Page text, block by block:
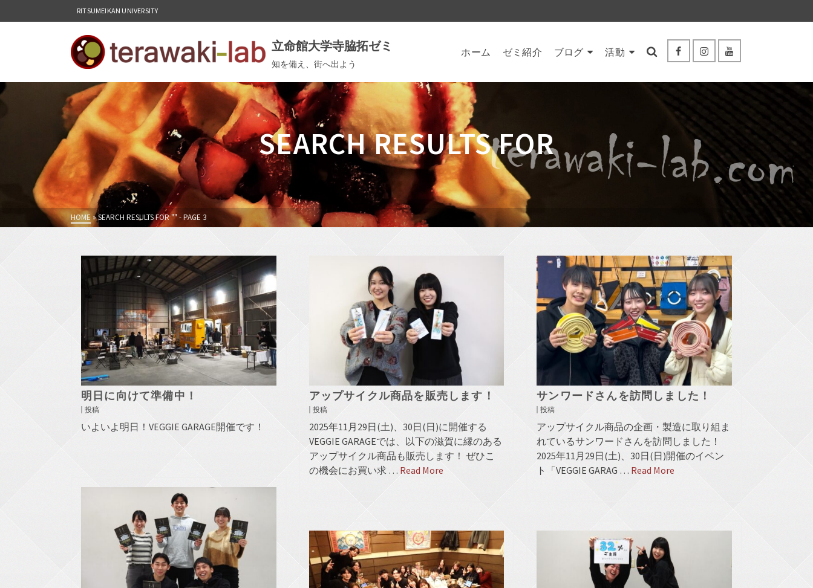
RITSUMEIKAN UNIVERSITY
立命館大学寺脇拓ゼミ
知を備え、街へ出よう
ホーム ゼミ紹介 ブログ 活動
SEARCH RESULTS FOR
HOME »SEARCH RESULTS FOR "" - PAGE 3
明日に向けて準備中！
投稿
いよいよ明日！VEGGIE GARAGE開催です！
アップサイクル商品を販売します！
投稿
2025年11月29日(土)、30日(日)に開催する
VEGGIE GARAGEでは、以下の滋賀に縁のある
アップサイクル商品も販売します！ ぜひこ
の機会にお買い求 … Read More
サンワードさんを訪問しました！
投稿
アップサイクル商品の企画・製造に取り組ま
れているサンワードさんを訪問しました！
2025年11月29日(土)、30日(日)開催のイベン
ト「VEGGIE GARAG … Read More